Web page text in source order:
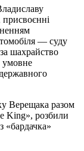
— суду
шахрайство
умовне
Верещака разом
King», розбили
«бардачка»